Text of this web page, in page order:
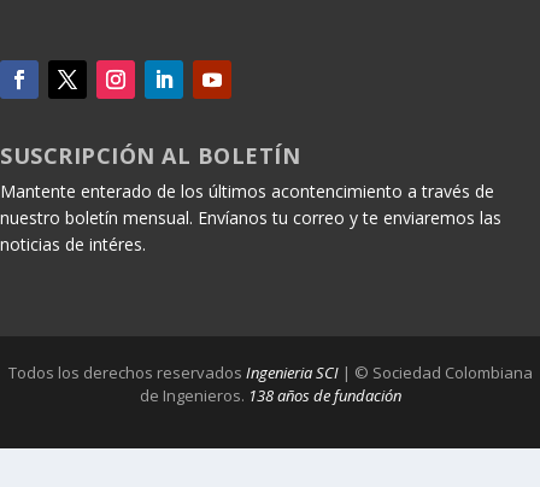
SUSCRIPCIÓN AL BOLETÍN
Mantente enterado de los últimos acontencimiento a través de
nuestro boletín mensual. Envíanos tu correo y te enviaremos las
noticias de intéres.
Todos los derechos reservados Ingenieria SCI | © Sociedad Colombiana
de Ingenieros. 138 años de fundación